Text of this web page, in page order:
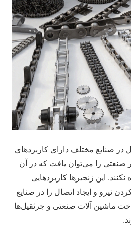
در صنایع مختلف دارای کاربرد‌های
صنعتی را می‌توان یافت که در آن
این زنجیر‌ها کاربرد‌هایی
نیرو و ایجاد اتصال را در صنایع
ماشین آلات صنعتی و جرثقیل‌ها